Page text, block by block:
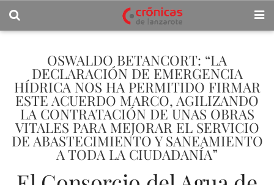
OSWALDO BETANCORT: “LA
DECLARACIÓN DE EMERGENCIA
HÍDRICA NOS HA PERMITIDO FIRMAR
ESTE ACUERDO MARCO, AGILIZANDO
LA CONTRATACIÓN DE UNAS OBRAS
VITALES PARA MEJORAR EL SERVICIO
DE ABASTECIMIENTO Y SANEAMIENTO
A TODA LA CIUDADANÍA”